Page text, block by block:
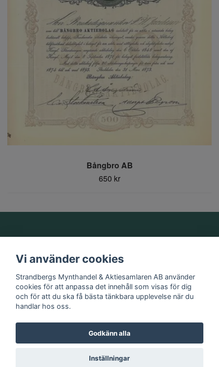
Bångbro AB
650 kr
Information
Sociala medier
© 2026 Strandbergs Mynthandel & Aktiesamlaren AB
Vi använder cookies
Strandbergs Mynthandel & Aktiesamlaren AB använder
cookies för att anpassa det innehåll som visas för dig
och för att du ska få bästa tänkbara upplevelse när du
handlar hos oss.
Godkänn alla
Inställningar